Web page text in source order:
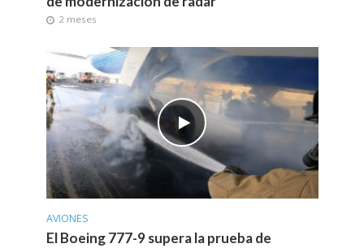
2 meses
AVIONES
El Boeing 777-9 supera la prueba de